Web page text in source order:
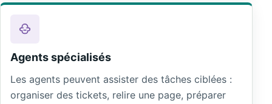
Agents spécialisés
Les agents peuvent assister des tâches ciblées :
organiser des tickets, relire une page, préparer